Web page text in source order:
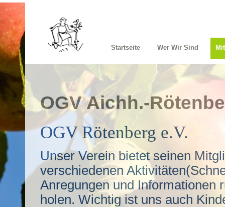
Startseite Wer Wir Sind
OGV Aichh.-
OGV Rötenberg e.V.
Unser Verein bietet seinen
verschiedenen
Anregungen und Informationen
holen. Wichtig ist uns auch